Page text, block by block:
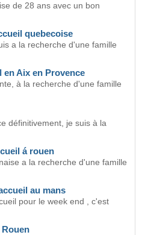
de 28 ans avec un bon
quebecoise
a la recherche d'une famille
en Aix en Provence
à la recherche d'une famille
définitivement, je suis à la
á rouen
a la recherche d'une famille
au mans
pour le week end , c'est